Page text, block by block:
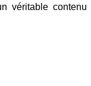
véritable